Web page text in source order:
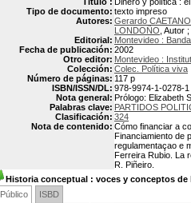
Tipo de documento: texto impreso
Autores: Gerardo
LONDOÑO , Autor ;
Editorial: Montevideo :
Fecha de publicación: 2002
Otro editor: Montevideo :
Colección: Colec. Política viva
Número de páginas: 117 p
ISBN/ISSN/DL: 978-9974-1-0278-1
Nota general: Prólogo: Elizabeth
Palabras clave: PARTIDOS
Clasificación: 324
Nota de contenido: Cómo financiar a
Financiamiento de
regulamentaçao e
Ferreira Rubio. La
R. Piñeiro.
Historia conceptual : voces y conceptos de
Público
ISBD